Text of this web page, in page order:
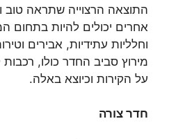
התוצאה הרצוייה שתראה טוב
אחרים יכולים להיות בתחום
וחלליות עתידיות, אבירים
מירוץ סביב החדר כולו, רכבות
על הקירות וכיוצא באלה.
חדר צורה